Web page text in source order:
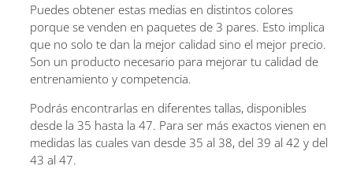
Puedes obtener estas medias en distintos colores
porque se venden en paquetes de 3 pares. Esto implica
que no solo te dan la mejor calidad sino el mejor precio.
Son un producto necesario para mejorar tu calidad de
entrenamiento y competencia.
Podrás encontrarlas en diferentes tallas, disponibles
desde la 35 hasta la 47. Para ser más exactos vienen en
medidas las cuales van desde 35 al 38, del 39 al 42 y del
43 al 47.